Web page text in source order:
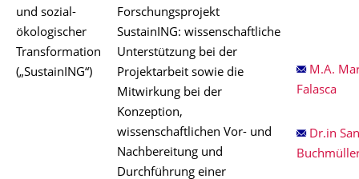
und sozial-
ökologischer
Transformation
(„SustainING“)
Forschungsprojekt
SustainING: wissenschaftliche
Unterstützung bei der
Projektarbeit sowie die
Mitwirkung bei der
Konzeption,
wissenschaftlichen Vor- und
Nachbereitung und
Durchführung einer
M.A.
Falasca
Dr.in